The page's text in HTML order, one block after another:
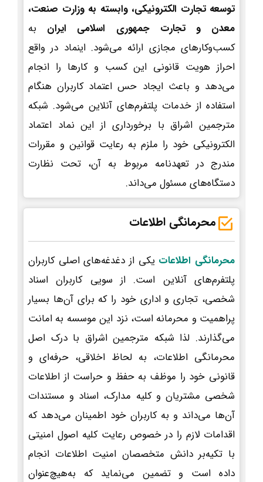
توسعه تجارت الکترونیکی، وابسته به وزارت صنعت،
معدن و تجارت جمهوری اسلامی ایران به
کسب‌وکارهای مجازی ارائه می‌شود. اینماد در واقع
احراز هویت قانونی این کسب و کارها را انجام
می‌دهد و باعث ایجاد حس اعتماد کاربران هنگام
استفاده از خدمات پلتفرم‌های آنلاین می‌شود. شبکه
مترجمین اشراق با برخورداری از این نماد اعتماد
الکترونیکی خود را ملزم به رعایت قوانین و مقررات
مندرج در تعهدنامه مربوط به آن، تحت نظارت
دستگاه‌های مسئول می‌داند.
محرمانگی اطلاعات
محرمانگی اطلاعات یکی از دغدغه‌های اصلی کاربران
پلتفرم‌های آنلاین است. از سویی کاربران اسناد
شخصی، تجاری و اداری خود را که برای آن‌ها بسیار
پراهمیت و محرمانه است، نزد این موسسه به امانت
می‌گذارند. لذا شبکه مترجمین اشراق با درک اصل
محرمانگی اطلاعات، به لحاظ اخلاقی، حرفه‌ای و
قانونی خود را موظف به حفظ و حراست از اطلاعات
شخصی مشتریان و کلیه مدارک، اسناد و مستندات
آن‌ها می‌داند و به کاربران خود اطمینان می‌دهد که
اقدامات لازم را در خصوص رعایت کلیه اصول امنیتی
با تکیه‌بر دانش متخصصان امنیت اطلاعات انجام
داده است و تضمین می‌نماید که به‌هیچ‌عنوان